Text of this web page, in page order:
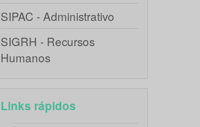
SIPAC - Administrativo
SIGRH - Recursos
Humanos
Links rápidos